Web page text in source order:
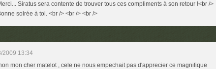
Siratus sera contente de trouver tous ces compliments à son retour !<br />
soirée à toi. <br /> <br /> <br />
2009 13:34
mon cher matelot , cele ne nous empechait pas d'apprecier ce magnifique